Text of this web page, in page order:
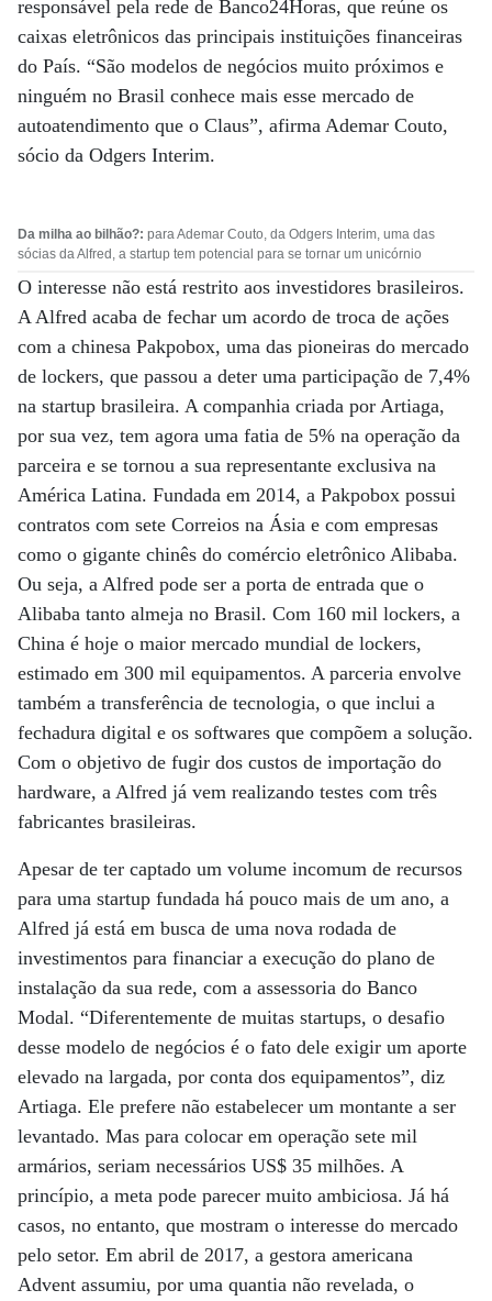
responsável pela rede de Banco24Horas, que reúne os
caixas eletrônicos das principais instituições financeiras
do País. “São modelos de negócios muito próximos e
ninguém no Brasil conhece mais esse mercado de
autoatendimento que o Claus”, afirma Ademar Couto,
sócio da Odgers Interim.
Da milha ao bilhão?: para Ademar Couto, da Odgers Interim, uma das
sócias da Alfred, a startup tem potencial para se tornar um unicórnio
O interesse não está restrito aos investidores brasileiros.
A Alfred acaba de fechar um acordo de troca de ações
com a chinesa Pakpobox, uma das pioneiras do mercado
de lockers, que passou a deter uma participação de 7,4%
na startup brasileira. A companhia criada por Artiaga,
por sua vez, tem agora uma fatia de 5% na operação da
parceira e se tornou a sua representante exclusiva na
América Latina. Fundada em 2014, a Pakpobox possui
contratos com sete Correios na Ásia e com empresas
como o gigante chinês do comércio eletrônico Alibaba.
Ou seja, a Alfred pode ser a porta de entrada que o
Alibaba tanto almeja no Brasil. Com 160 mil lockers, a
China é hoje o maior mercado mundial de lockers,
estimado em 300 mil equipamentos. A parceria envolve
também a transferência de tecnologia, o que inclui a
fechadura digital e os softwares que compõem a solução.
Com o objetivo de fugir dos custos de importação do
hardware, a Alfred já vem realizando testes com três
fabricantes brasileiras.
Apesar de ter captado um volume incomum de recursos
para uma startup fundada há pouco mais de um ano, a
Alfred já está em busca de uma nova rodada de
investimentos para financiar a execução do plano de
instalação da sua rede, com a assessoria do Banco
Modal. “Diferentemente de muitas startups, o desafio
desse modelo de negócios é o fato dele exigir um aporte
elevado na largada, por conta dos equipamentos”, diz
Artiaga. Ele prefere não estabelecer um montante a ser
levantado. Mas para colocar em operação sete mil
armários, seriam necessários US$ 35 milhões. A
princípio, a meta pode parecer muito ambiciosa. Já há
casos, no entanto, que mostram o interesse do mercado
pelo setor. Em abril de 2017, a gestora americana
Advent assumiu, por uma quantia não revelada, o